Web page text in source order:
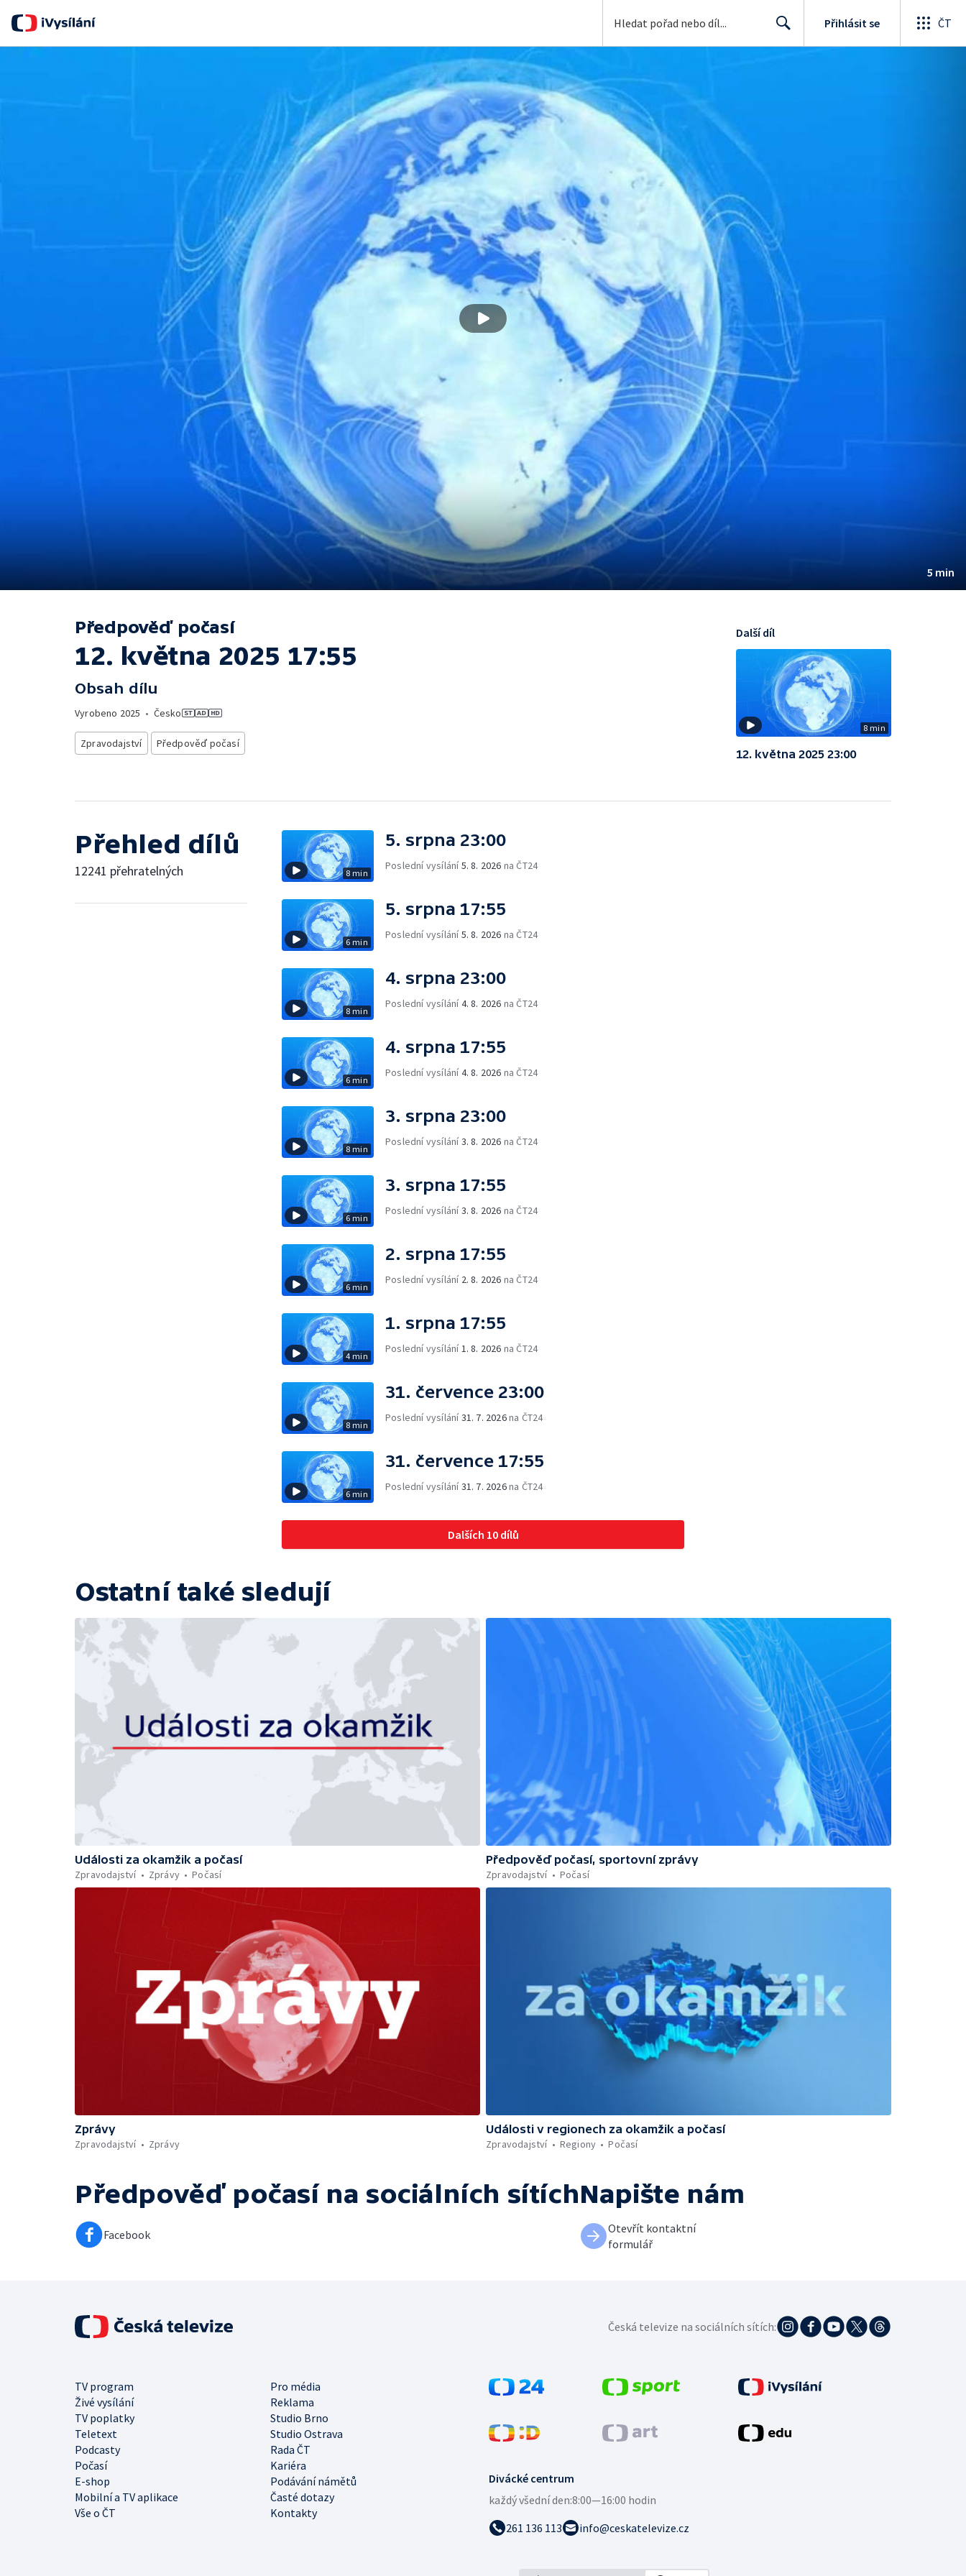
Přihlásit se ČT
5 min
Předpověď počasí
12. května 2025 17:55
Obsah dílu
Vyrobeno 2025 • Česko
Zpravodajství Předpověď počasí
8 min
Další díl
12. května 2025 23:00
Přehled dílů
12241 přehratelných 8 min
5. srpna 23:00
Poslední vysílání5. 8. 2026 na ČT24
6 min
5. srpna 17:55
Poslední vysílání5. 8. 2026 na ČT24
8 min
4. srpna 23:00
Poslední vysílání4. 8. 2026 na ČT24
6 min
4. srpna 17:55
Poslední vysílání4. 8. 2026 na ČT24
8 min
3. srpna 23:00
Poslední vysílání3. 8. 2026 na ČT24
6 min
3. srpna 17:55
Poslední vysílání3. 8. 2026 na ČT24
6 min
2. srpna 17:55
Poslední vysílání 2. 8. 2026 na ČT24
4 min
1. srpna 17:55
Poslední vysílání 1. 8. 2026 na ČT24
8 min
31. července 23:00
Poslední vysílání31. 7. 2026na ČT24
6 min
31. července 17:55
Poslední vysílání31. 7. 2026na ČT24
Dalších 10 dílů
Ostatní také sledují
Události za okamžik a počasí
Zpravodajství
Zprávy Počasí
Předpověď počasí, sportovní zprávy
Zpravodajství
Počasí
Zprávy
Zpravodajství
Zprávy
Události v regionech za okamžik a počasí
Zpravodajství
Regiony Počasí
Předpověď počasí na sociálních sítích
Facebook
Napište nám
Otevřít kontaktní
formulář
Divácké centrum
každý všední den:8:00—16:00 hodin
261 136 113
info@ceskatelevize.cz
TV program
Pro média
Živé vysílání
Reklama
TV poplatky
Studio Brno
Teletext
Studio Ostrava
Podcasty
Rada ČT
Počasí
Kariéra
E-shop
Podávání námětů
Mobilní a TV aplikace
Časté dotazy
Vše o ČT
Kontakty
Česká televize na sociálních sítích: